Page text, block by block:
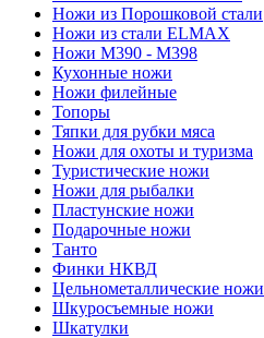
Ножи из Порошковой стали
Ножи из стали ELMAX
Ножи М390 - М398
Кухонные ножи
Ножи филейные
Топоры
Тяпки для рубки мяса
Ножи для охоты и туризма
Туристические ножи
Ножи для рыбалки
Пластунские ножи
Подарочные ножи
Танто
Финки НКВД
Цельнометаллические ножи
Шкуросъемные ножи
Шкатулки